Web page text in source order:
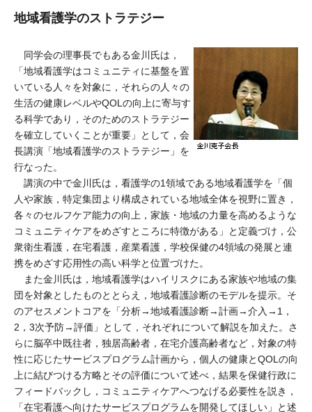
地域看護学のストラテジー
同学会の理事長でもある金川氏は，
「地域看護学はコミュニティに基盤を置
いている人々を対象に，それらの人々の
生活の健康レベルやQOLの向上に寄与す
る科学であり，そのためのストラテジー
を確立していくことが重要」として，会
長講演「地域看護学のストラテジー」を
行なった。
講演の中で金川氏は，看護学の1領域である地域看護学を「個
人や家族，特定集団より構成されている地域全体を視野に置き，
各々のセルフケア能力の向上，家族・地域の力量を高めるような
コミュニティケアをめざすところに特徴がある」と定義づけ，公
衆衛生看護，在宅看護，産業看護，学校保健の4領域の発展と連
携をめざす応用性の高い科学と位置づけた。
また金川氏は，地域看護学はハイリスクにある家族や地域の集
団を対象としたものととらえ，地域看護診断のモデルを提示。そ
のアセスメントコアを「分析→地域看護診断→計画→介入→1，
2，3次予防→評価」として，それぞれについて解説を加えた。さ
らに脳卒中既往者，独居高齢者，在宅介護高齢者など，対象の特
性に応じたサービスプログラム計画から，個人の健康とQOLの向
上に結びつける方略とその評価について述べ，結果を保健行政に
フィードバックし，コミュニティケアへつなげる必要性を説き，
「在宅看護へ向けたサービスプログラムを開発してほしい」と述